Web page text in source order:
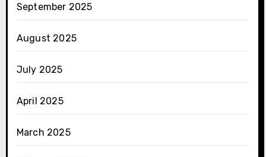
September 2025
August 2025
July 2025
April 2025
March 2025